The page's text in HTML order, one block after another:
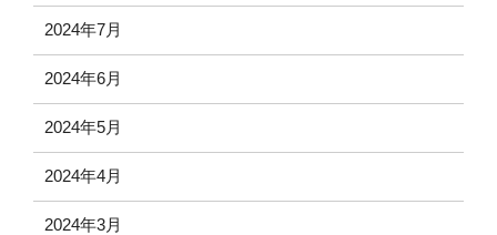
2024年7月
2024年6月
2024年5月
2024年4月
2024年3月